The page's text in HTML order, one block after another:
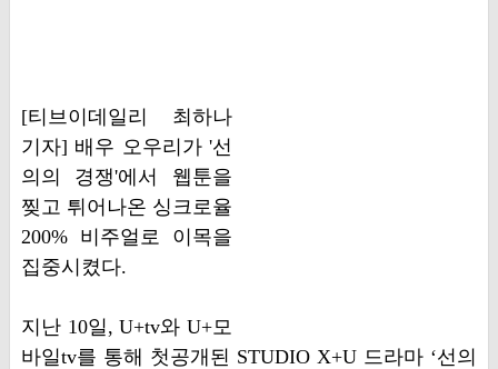
[티브이데일리 최하나
기자] 배우 오우리가 '선
의의 경쟁'에서 웹툰을
찢고 튀어나온 싱크로율
200% 비주얼로 이목을
집중시켰다.
지난 10일, U+tv와 U+모
바일tv를 통해 첫공개된 STUDIO X+U 드라마 ‘선의